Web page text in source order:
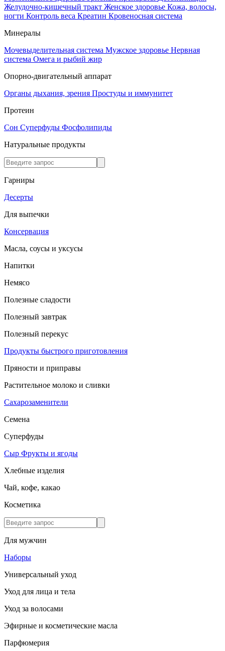
Желудочно-кишечный тракт Женское здоровье Кожа, волосы,
ногти Контроль веса Креатин Кровеносная система
Минералы
Мочевыделительная система Мужское здоровье Нервная
система Омега и рыбий жир
Опорно-двигательный аппарат
Органы дыхания, зрения Простуды и иммунитет
Протеин
Сон Суперфуды Фосфолипиды
Натуральные продукты
Гарниры
Десерты
Для выпечки
Консервация
Масла, соусы и уксусы
Напитки
Немясо
Полезные сладости
Полезный завтрак
Полезный перекус
Продукты быстрого приготовления
Пряности и приправы
Растительное молоко и сливки
Сахарозаменители
Семена
Суперфуды
Сыр Фрукты и ягоды
Хлебные изделия
Чай, кофе, какао
Косметика
Для мужчин
Наборы
Универсальный уход
Уход для лица и тела
Уход за волосами
Эфирные и косметические масла
Парфюмерия